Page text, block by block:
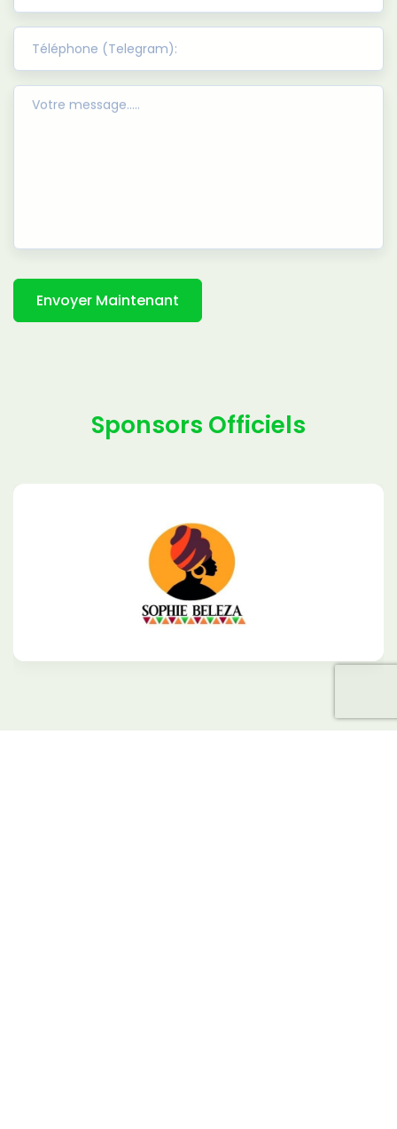
Envoyer Maintenant
Sponsors Officiels